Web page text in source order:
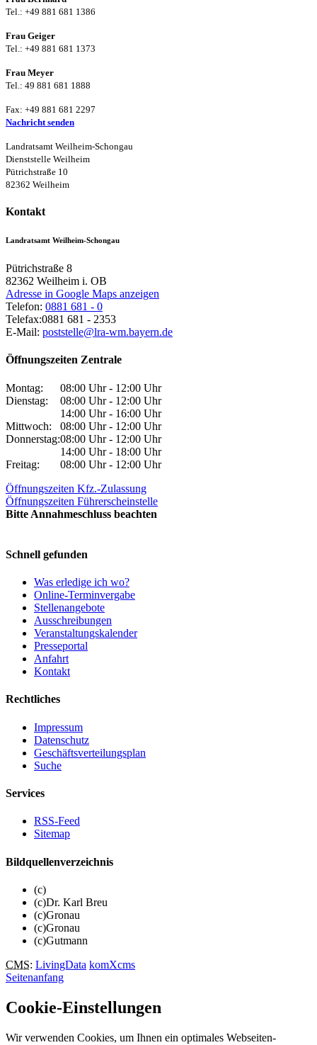
Tel.: +49 881 681 1386
Frau Geiger
Tel.: +49 881 681 1373
Frau Meyer
Tel.: 49 881 681 1888
Fax: +49 881 681 2297
Nachricht senden
Landratsamt Weilheim-Schongau
Dienststelle Weilheim
Pütrichstraße 10
82362 Weilheim
Kontakt
Landratsamt Weilheim-Schongau
Pütrichstraße 8
82362 Weilheim i. OB
Adresse in Google Maps anzeigen
Telefon: 0881 681 - 0
Telefax:0881 681 - 2353
E-Mail: poststelle@lra-wm.bayern.de
Öffnungszeiten Zentrale
Montag:
08:00 Uhr - 12:00 Uhr
Dienstag:
08:00 Uhr - 12:00 Uhr
14:00 Uhr - 16:00 Uhr
Mittwoch:
08:00 Uhr - 12:00 Uhr
Donnerstag:08:00 Uhr - 12:00 Uhr
14:00 Uhr - 18:00 Uhr
Freitag:
08:00 Uhr - 12:00 Uhr
Öffnungszeiten Kfz.-Zulassung
Öffnungszeiten Führerscheinstelle
Bitte Annahmeschluss beachten
Schnell gefunden
Was erledige ich wo?
Online-Terminvergabe
Stellenangebote
Ausschreibungen
Veranstaltungskalender
Presseportal
Anfahrt
Kontakt
Rechtliches
Impressum
Datenschutz
Geschäftsverteilungsplan
Suche
Services
RSS-Feed
Sitemap
Bildquellenverzeichnis
(c)
(c)Dr. Karl Breu
(c)Gronau
(c)Gronau
(c)Gutmann
CMS: LivingData komXcms
Seitenanfang
Cookie-Einstellungen
Wir verwenden Cookies, um Ihnen ein optimales Webseiten-